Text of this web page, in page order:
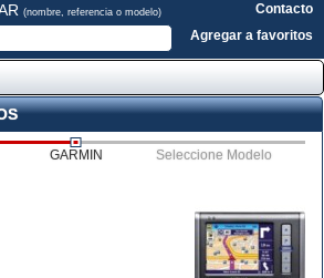
(nombre, referencia o modelo)
Contacto
Agregar a favoritos
GARMIN Seleccione Modelo